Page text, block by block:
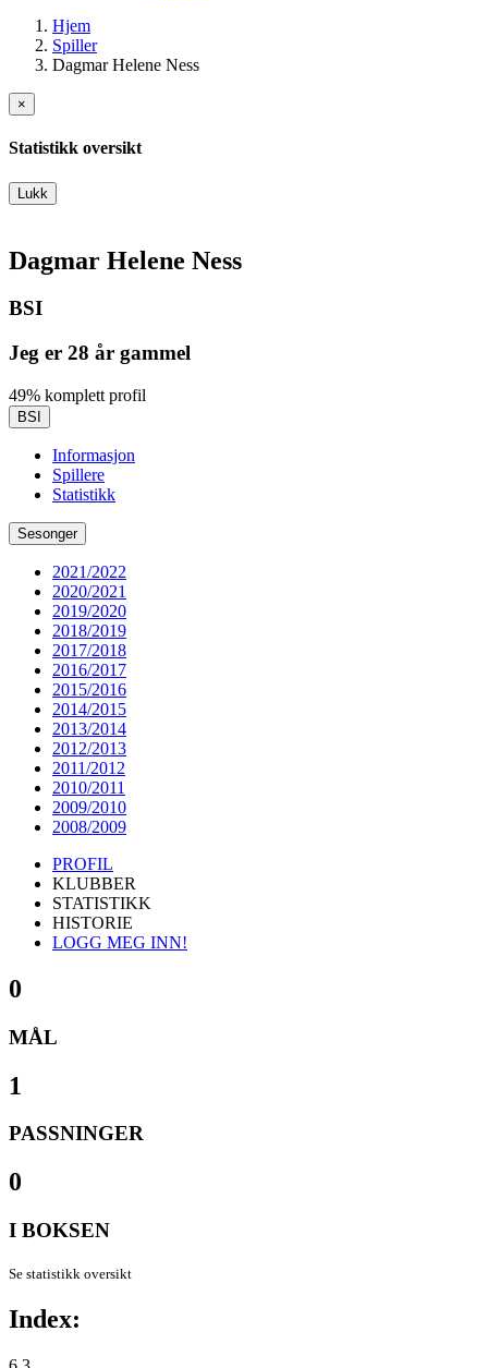
Hjem
Spiller
Dagmar Helene Ness
×
Statistikk oversikt
Lukk
Dagmar Helene Ness
BSI
Jeg er 28 år gammel
49% komplett profil
BSI
Informasjon
Spillere
Statistikk
Sesonger
2021/2022
2020/2021
2019/2020
2018/2019
2017/2018
2016/2017
2015/2016
2014/2015
2013/2014
2012/2013
2011/2012
2010/2011
2009/2010
2008/2009
PROFIL
KLUBBER
STATISTIKK
HISTORIE
LOGG MEG INN!
0
MÅL
1
PASSNINGER
0
I BOKSEN
Se statistikk oversikt
Index: